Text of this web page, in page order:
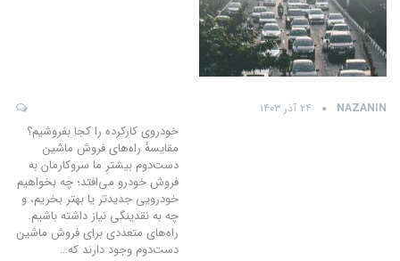
NAZANIN ۲۴ آذر ۱۴۰۳
خودروی کارکرده را کجا بفروشیم؟
مقایسهٔ راه‌های فروش ماشین
دست‌دوم بیشترِ ما سروکارمان به
فروش خودرو می‌افتد؛ چه بخواهیم
خودرویی جدیدتر یا بهتر بخریم، و
چه به نقدینگی نیاز داشته باشیم.
راه‌های متعددی برای فروش ماشین
دست‌دوم وجود دارند که…